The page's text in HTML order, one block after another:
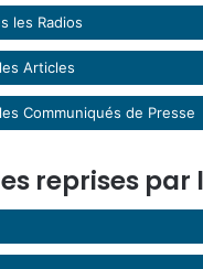
les Radios
Articles
Communiqués de Presse
reprises par